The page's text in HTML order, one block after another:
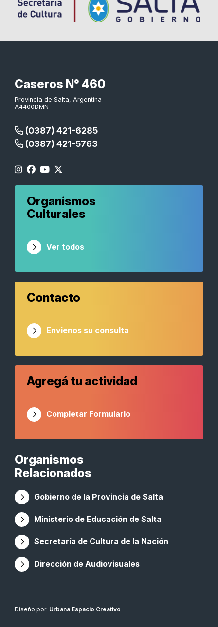
Caseros N° 460
Provincia de Salta, Argentina
A4400DMN
(0387) 421-6285
(0387) 421-5763
Organismos
Relacionados
Gobierno de la Provincia de Salta
Ministerio de Educación de Salta
Secretaría de Cultura de la Nación
Dirección de Audiovisuales
Organismos
Culturales
Ver todos
Contacto
Envienos su consulta
Agregá tu actividad
Completar Formulario
Diseño por: Urbana Espacio Creativo